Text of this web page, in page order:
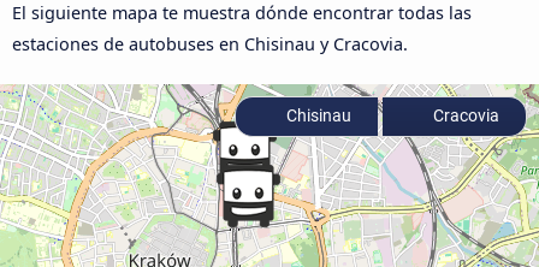
El siguiente mapa te muestra dónde encontrar todas las
estaciones de autobuses en Chisinau y Cracovia.
Chisinau Cracovia